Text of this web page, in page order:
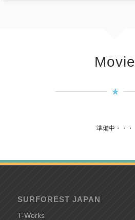
Movie
準備中・・・
SURFOREST JAPAN
T-Works